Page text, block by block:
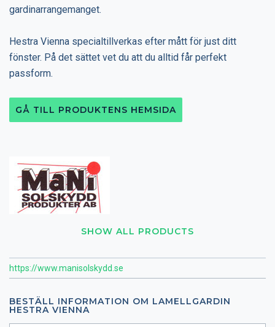
SHOW ALL PRODUCTS
https://www.manisolskydd.se
BESTÄLL INFORMATION OM LAMELLGARDIN
HESTRA VIENNA
gardinarrangemanget.
Hestra Vienna specialtillverkas efter mått för just ditt
fönster. På det sättet vet du att du alltid får perfekt
passform.
GÅ TILL PRODUKTENS HEMSIDA